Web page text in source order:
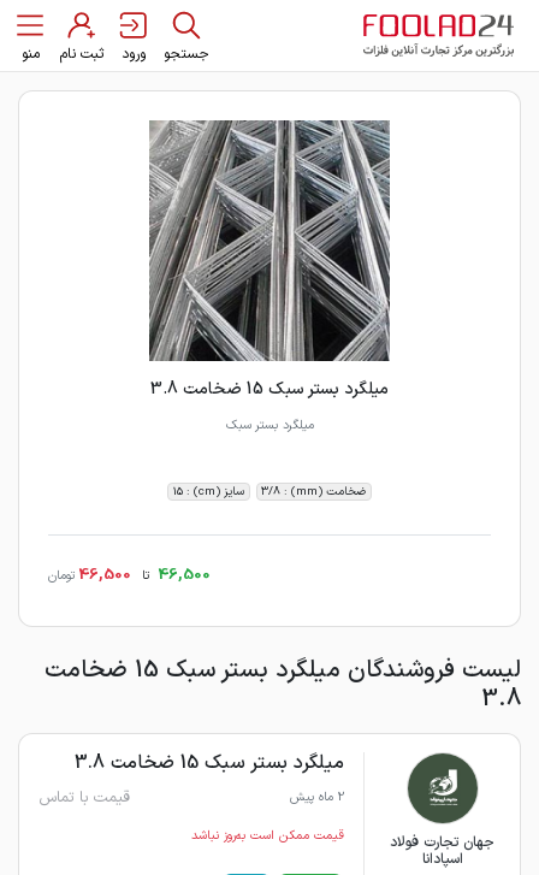
جستجو ورود ثبت نام منو
میلگرد بستر سبک 15 ضخامت 3.8
میلگرد بستر سبک
ضخامت (mm) : 3/8 سایز (cm) : 15
46,500 تا 46,500 تومان
لیست فروشندگان میلگرد بستر سبک 15 ضخامت
3.8
جهان تجارت فولاد
اسپادانا
میلگرد بستر سبک 15 ضخامت 3.8
2 ماه پیش قیمت با تماس
قیمت ممکن است به‌روز نباشد